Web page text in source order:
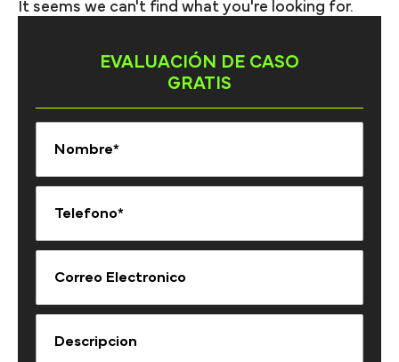
It seems we can't find what you're looking for.
EVALUACIÓN DE CASO
GRATIS